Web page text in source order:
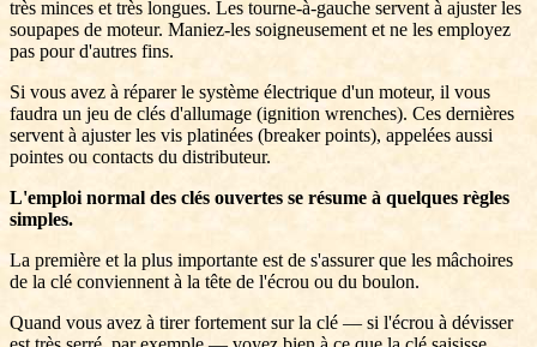
très minces et très longues. Les tourne-à-gauche servent à ajuster les
soupapes de moteur. Maniez-les soigneusement et ne les employez
pas pour d'autres fins.
Si vous avez à réparer le système électrique d'un moteur, il vous
faudra un jeu de clés d'allumage (ignition wrenches). Ces dernières
servent à ajuster les vis platinées (breaker points), appelées aussi
pointes ou contacts du distributeur.
L'emploi normal des clés ouvertes se résume à quelques règles
simples.
La première et la plus importante est de s'assurer que les mâchoires
de la clé conviennent à la tête de l'écrou ou du boulon.
Quand vous avez à tirer fortement sur la clé — si l'écrou à dévisser